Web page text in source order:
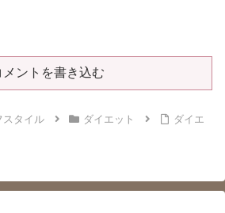
メントを書き込む
スタイル ダイエット
ダイエ